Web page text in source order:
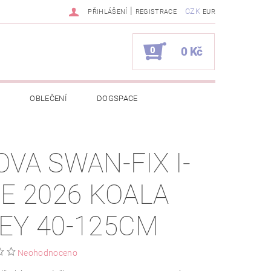
CZK EUR
PŘIHLÁŠENÍ | REGISTRACE
0 0 Kč
OBLEČENÍ DOGSPACE
Z BÉBÉ-JOU
NAPIŠTE NÁM KONTAKTY
SWAN-FIX I-
2026 KOALA
40-125CM
Neohodnoceno